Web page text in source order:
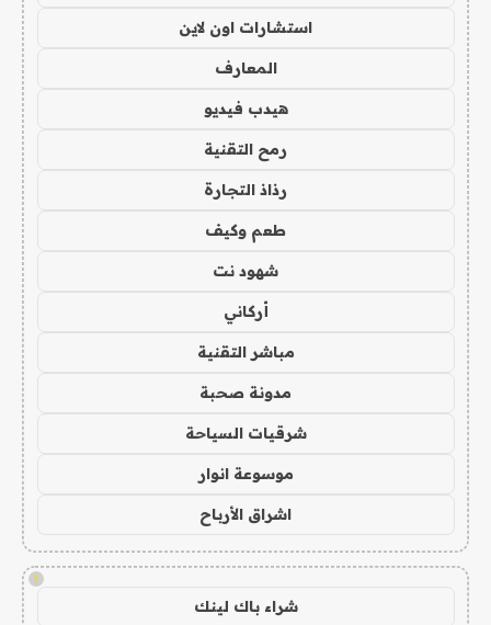
استشارات اون لاين
المعارف
هيدب فيديو
رمح التقنية
رذاذ التجارة
طعم وكيف
شهود نت
أركاني
مباشر التقنية
مدونة صحبة
شرقيات السياحة
موسوعة انوار
اشراق الأرباح
!
شراء باك لينك